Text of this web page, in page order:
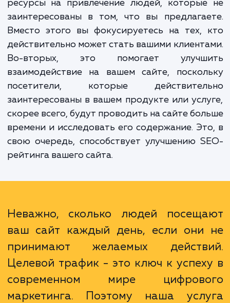
запросы на обратный звонок.
Преимущества такого подхода
первых, это увеличивает эффективность
маркетинговых усилий. Вы не тратите
ресурсы на привлечение людей,
Вместо этого вы фокусируетесь на тех,
действительно может стать вашими
Во-вторых, это помогает
взаимодействие на вашем сайте,
времени и исследовать его содержание.
свою очередь, способствует улучшению
рейтинга вашего сайта.